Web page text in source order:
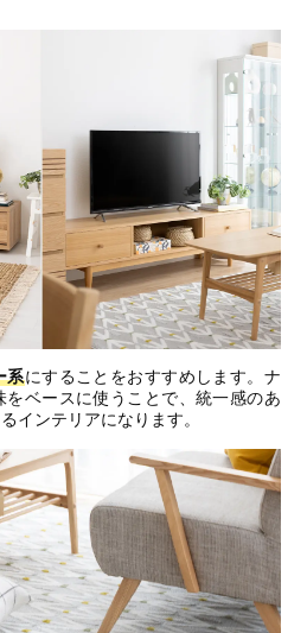
系にすることをおすすめします。ナ
ベースに使うことで、統一感のあ
インテリアになります。